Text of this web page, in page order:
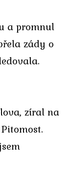
a promnul
zády o
zíral na